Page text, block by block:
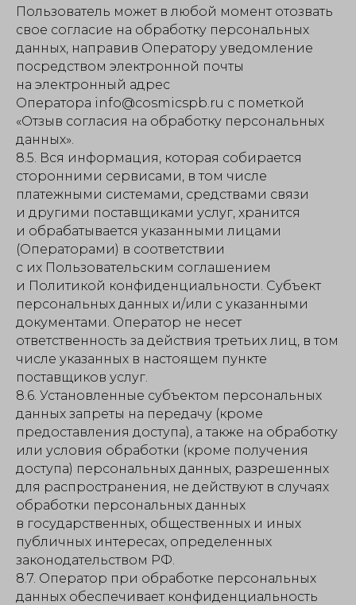
Пользователь может в любой момент отозвать
свое согласие на обработку персональных
данных, направив Оператору уведомление
посредством электронной почты
на электронный адрес
Оператора info@cosmicspb.ru с пометкой
«Отзыв согласия на обработку персональных
данных».
8.5. Вся информация, которая собирается
сторонними сервисами, в том числе
платежными системами, средствами связи
и другими поставщиками услуг, хранится
и обрабатывается указанными лицами
(Операторами) в соответствии
с их Пользовательским соглашением
и Политикой конфиденциальности. Субъект
персональных данных и/или с указанными
документами. Оператор не несет
ответственность за действия третьих лиц, в том
числе указанных в настоящем пункте
поставщиков услуг.
8.6. Установленные субъектом персональных
данных запреты на передачу (кроме
предоставления доступа), а также на обработку
или условия обработки (кроме получения
доступа) персональных данных, разрешенных
для распространения, не действуют в случаях
обработки персональных данных
в государственных, общественных и иных
публичных интересах, определенных
законодательством РФ.
8.7. Оператор при обработке персональных
данных обеспечивает конфиденциальность